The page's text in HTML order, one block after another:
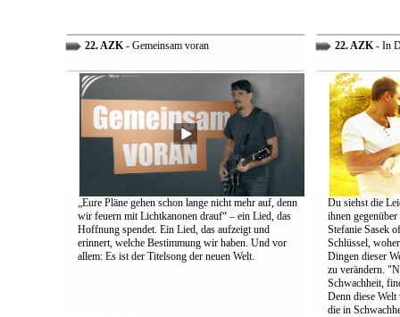
22. AZK- Gemeinsam voran
„Eure Pläne gehen schon lange nicht mehr auf, denn
wir feuern mit Lichtkanonen drauf“ – ein Lied, das
Hoffnung spendet. Ein Lied, das aufzeigt und
erinnert, welche Bestimmung wir haben. Und vor
allem: Es ist der Titelsong der neuen Welt.
22. AZK- In
Du siehst die
ihnen
Stefanie Sasek
Schlüssel,
Dingen dieser
zu verändern.
Schwachheit,
Denn diese Welt
die in